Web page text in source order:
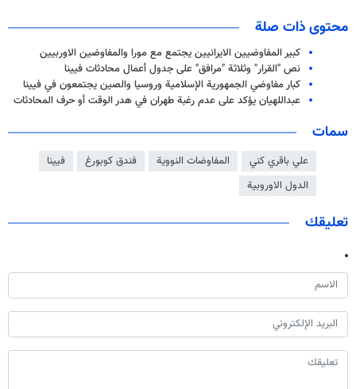
محتوى ذات صلة
كبير المفاوضيين الايرانيين يجتمع مع مورا والمفاوضين الاوربيين
نص "القرار" وثلاثة "مرافق" على جدول أعمال محادثات فيينا
كبار مفاوضي الجمهورية الإسلامية وروسيا والصين يجتمعون في فيينا
عبداللهيان يؤكد على عدم رغبة طهران في هدر الوقت أو حرف المحادثات
سمات
علي باقري كني المفاوضات النووية فندق كوبورغ
فيينا
الدول الاوروبية
تعليقك